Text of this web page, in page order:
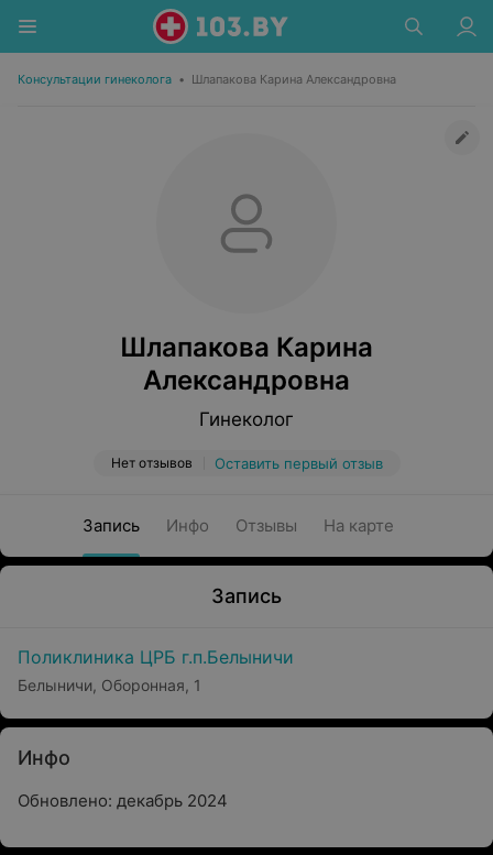
Консультации гинеколога • Шлапакова Карина Александровна
Шлапакова Карина
Александровна
Гинеколог
Нет отзывов Оставить первый отзыв
Запись Инфо Отзывы На карте
Запись
Поликлиника ЦРБ г.п.Белыничи
Белыничи, Оборонная, 1
Инфо
Обновлено: декабрь 2024